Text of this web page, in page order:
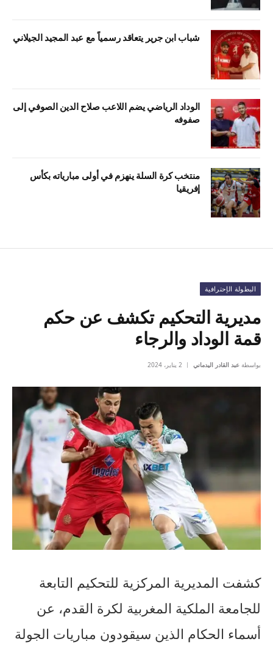
شباب ابن جرير يتعاقد رسمياً مع عبد المجيد الجيلاني
الوداد الرياضي يضم اللاعب صلاح الدين الصوفي إلى
صفوفه
منتخب كرة السلة ينهزم في أولى مبارياته بكأس
إفريقيا
البطولة الإحترافية
مديرية التحكيم تكشف عن حكم
قمة الوداد والرجاء
بواسطة عبد القادر اليدماني 2 يناير، 2024
كشفت المديرية المركزية للتحكيم التابعة
للجامعة الملكية المغربية لكرة القدم، عن
أسماء الحكام الذين سيقودون مباريات الجولة